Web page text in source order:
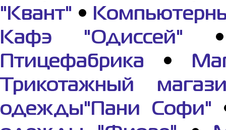
"Квант" •
Кафэ "Одиссей"
Птицефабрика •
Трикотажный
одежды"Пани Софи"